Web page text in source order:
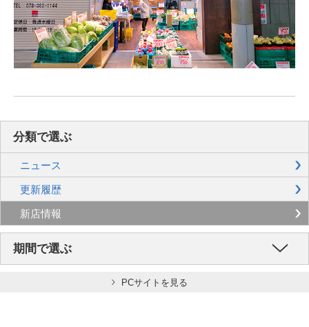
分類で選ぶ
ニュース
更新履歴
新店情報
期間で選ぶ
PCサイトを見る